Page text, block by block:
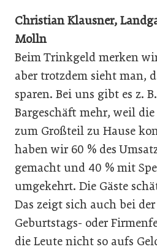
Christian Klausner,
Molln
Beim Trinkgeld merken
aber trotzdem sieht man,
sparen. Bei uns gibt es z.
Bargeschäft mehr, weil
zum Großteil zu Hause
haben wir 60 % des
gemacht und 40 % mit
umgekehrt. Die Gäste
Das zeigt sich auch bei
Geburtstags- oder
die Leute nicht so aufs